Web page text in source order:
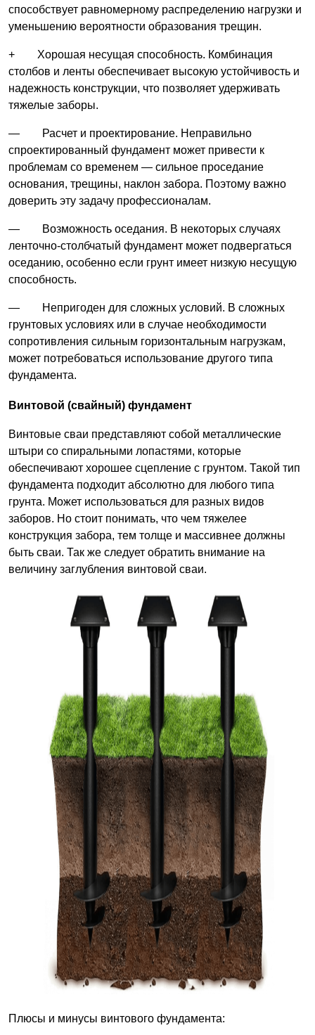
способствует равномерному распределению нагрузки и
уменьшению вероятности образования трещин.
+ Хорошая несущая способность. Комбинация
столбов и ленты обеспечивает высокую устойчивость и
надежность конструкции, что позволяет удерживать
тяжелые заборы.
— Расчет и проектирование. Неправильно
спроектированный фундамент может привести к
проблемам со временем — сильное проседание
основания, трещины, наклон забора. Поэтому важно
доверить эту задачу профессионалам.
— Возможность оседания. В некоторых случаях
ленточно-столбчатый фундамент может подвергаться
оседанию, особенно если грунт имеет низкую несущую
способность.
— Непригоден для сложных условий. В сложных
грунтовых условиях или в случае необходимости
сопротивления сильным горизонтальным нагрузкам,
может потребоваться использование другого типа
фундамента.
Винтовой (свайный) фундамент
Винтовые сваи представляют собой металлические
штыри со спиральными лопастями, которые
обеспечивают хорошее сцепление с грунтом. Такой тип
фундамента подходит абсолютно для любого типа
грунта. Может использоваться для разных видов
заборов. Но стоит понимать, что чем тяжелее
конструкция забора, тем толще и массивнее должны
быть сваи. Так же следует обратить внимание на
величину заглубления винтовой сваи.
Плюсы и минусы винтового фундамента: